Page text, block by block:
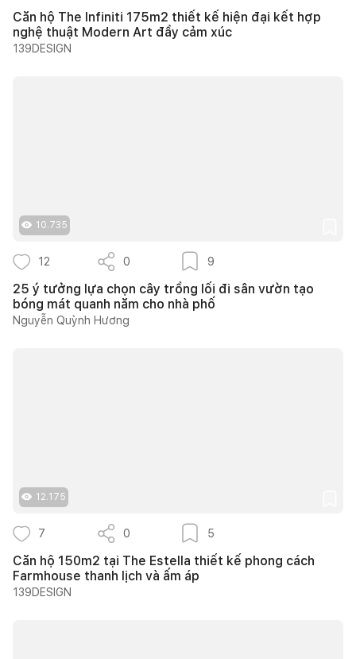
Căn hộ The Infiniti 175m2 thiết kế hiện đại kết hợp
nghệ thuật Modern Art đầy cảm xúc
139DESIGN
10.735
12 0 9
25 ý tưởng lựa chọn cây trồng lối đi sân vườn tạo
bóng mát quanh năm cho nhà phố
Nguyễn Quỳnh Hương
12.175
7 0 5
Căn hộ 150m2 tại The Estella thiết kế phong cách
Farmhouse thanh lịch và ấm áp
139DESIGN